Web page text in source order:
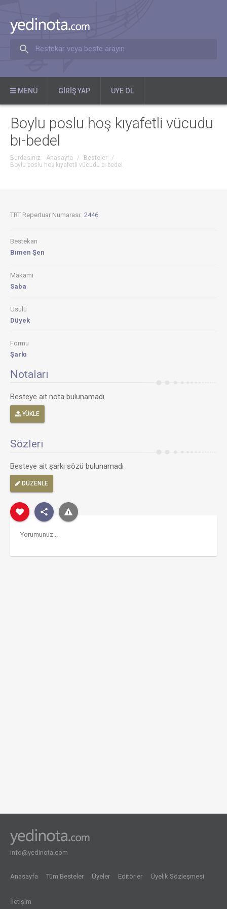
Bestekar veya beste arayın
MENÜ GIRIŞ YAP ÜYE OL
Boylu poslu hoş kıyafetli vücudu
bı-bedel
Burdasınız: Anasayfa / Besteler
/
Boylu poslu hoş kıyafetli vücudu bı-bedel
TRT Repertuar Numarası: 2446
Bestekarı
Bımen Şen
Makamı
Saba
Usulü
Düyek
Formu
Şarkı
Notaları
Besteye ait nota bulunamadı
YÜKLE
Sözleri
Besteye ait şarkı sözü bulunamadı
DÜZENLE
info@yedinota.com
Anasayfa Tüm Besteler Üyeler Editörler Üyelik Sözleşmesi
İletişim